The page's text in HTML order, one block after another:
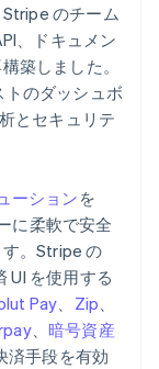
のチーム
、ドキュメン
築しました。
のダッシュボ
とセキュリテ
ーション を
に柔軟で安全
。Stripe の
UI を使用する
Pay Zip
、暗号資産
済手段を有効